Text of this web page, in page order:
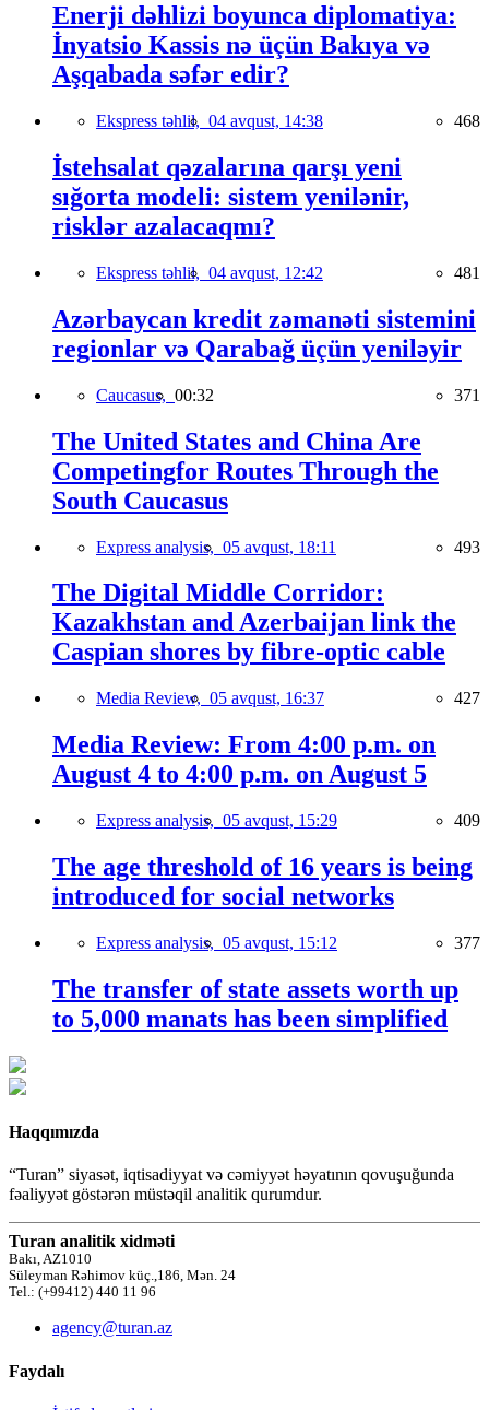
Enerji dəhlizi boyunca diplomatiya:
İnyatsio Kassis nə üçün Bakıya və
Aşqabada səfər edir?
Ekspress təhlil, 04 avqust, 14:38 468
İstehsalat qəzalarına qarşı yeni
sığorta modeli: sistem yenilənir,
risklər azalacaqmı?
Ekspress təhlil, 04 avqust, 12:42 481
Azərbaycan kredit zəmanəti sistemini
regionlar və Qarabağ üçün yeniləyir
Caucasus, 00:32 371
The United States and China Are
Competingfor Routes Through the
South Caucasus
Express analysis, 05 avqust, 18:11 493
The Digital Middle Corridor:
Kazakhstan and Azerbaijan link the
Caspian shores by fibre-optic cable
Media Review, 05 avqust, 16:37 427
Media Review: From 4:00 p.m. on
August 4 to 4:00 p.m. on August 5
Express analysis, 05 avqust, 15:29 409
The age threshold of 16 years is being
introduced for social networks
Express analysis, 05 avqust, 15:12 377
The transfer of state assets worth up
to 5,000 manats has been simplified
Haqqımızda
“Turan” siyasət, iqtisadiyyat və cəmiyyət həyatının qovuşuğunda
fəaliyyət göstərən müstəqil analitik qurumdur.
Turan analitik xidməti
Bakı, AZ1010
Süleyman Rəhimov küç.,186, Mən. 24
Tel.: (+99412) 440 11 96
agency@turan.az
Faydalı